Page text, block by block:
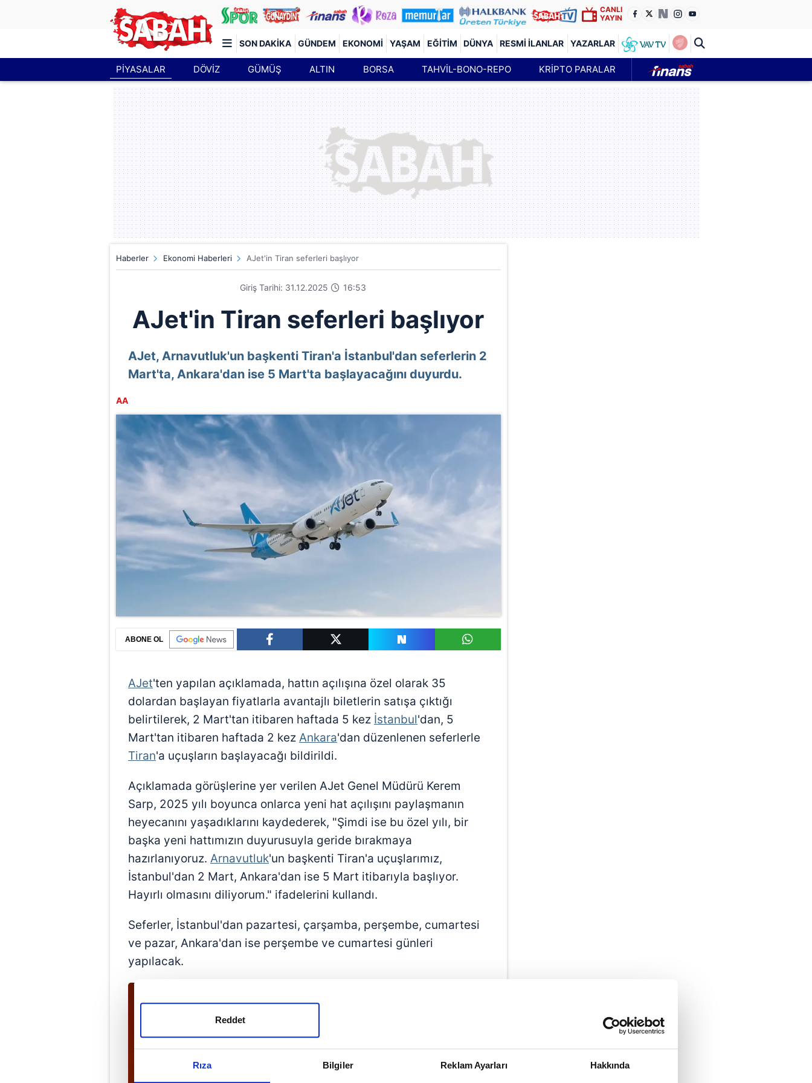
Rıza Bilgiler Reklam Ayarları Hakkında
Reddet
CANLI
YAYIN
SON DAKIKA GÜNDEM EKONOMI YAŞAM EĞITIM DÜNYA RESMI İLANLAR YAZARLAR
Türkiye'nin en iyi haber sitesi
PİYASALAR DÖVİZ GÜMÜŞ ALTIN BORSA TAHVİL-BONO-REPO KRİPTO PARALAR
Haberler Ekonomi Haberleri AJet'in Tiran seferleri başlıyor
Giriş Tarihi: 31.12.2025 16:53
AJet'in Tiran seferleri başlıyor
AJet, Arnavutluk'un başkenti Tiran'a İstanbul'dan seferlerin 2
Mart'ta, Ankara'dan ise 5 Mart'ta başlayacağını duyurdu.
AA
ABONE OL
AJet'ten yapılan açıklamada, hattın açılışına özel olarak 35
dolardan başlayan fiyatlarla avantajlı biletlerin satışa çıktığı
belirtilerek, 2 Mart'tan itibaren haftada 5 kez İstanbul'dan, 5
Mart'tan itibaren haftada 2 kez Ankara'dan düzenlenen seferlerle
Tiran'a uçuşların başlayacağı bildirildi.
Açıklamada görüşlerine yer verilen AJet Genel Müdürü Kerem
Sarp, 2025 yılı boyunca onlarca yeni hat açılışını paylaşmanın
heyecanını yaşadıklarını kaydederek, "Şimdi ise bu özel yılı, bir
başka yeni hattımızın duyurusuyla geride bırakmaya
hazırlanıyoruz. Arnavutluk'un başkenti Tiran'a uçuşlarımız,
İstanbul'dan 2 Mart, Ankara'dan ise 5 Mart itibarıyla başlıyor.
Hayırlı olmasını diliyorum." ifadelerini kullandı.
Seferler, İstanbul'dan pazartesi, çarşamba, perşembe, cumartesi
ve pazar, Ankara'dan ise perşembe ve cumartesi günleri
yapılacak.